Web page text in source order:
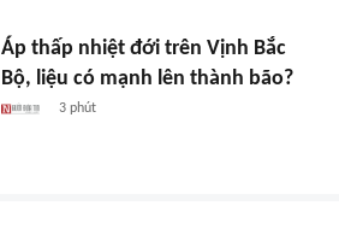
Áp thấp nhiệt đới trên Vịnh Bắc
Bộ, liệu có mạnh lên thành bão?
3 phút